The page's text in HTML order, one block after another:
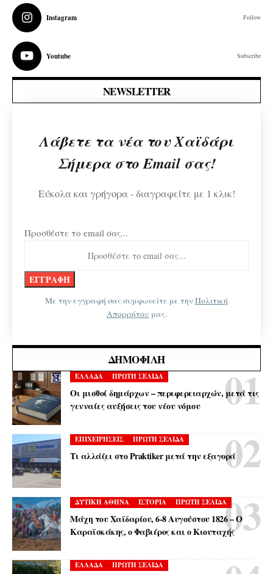
Instagram Follow
Youtube Subscribe
NEWSLETTER
Λάβετε τα νέα του Χαϊδάρι
Σήμερα στο Email σας!
Εύκολα και γρήγορα - διαγραφείτε με 1 κλικ!
Προσθέστε το email σας...
Με την εγγραφή σας συμφωνείτε με τηνΠολιτική
Απορρήτου μας.
ΔΗΜΟΦΙΛΉ
ΕΛΛΑΔΑ ΠΡΩΤΗ ΣΕΛΙΔΑ
Οι μισθοί δημάρχων – περιφερειαρχών, μετά τις
γενναίες αυξήσεις του νέου νόμου
ΕΠΙΧΕΙΡΗΣΕΙΣ ΠΡΩΤΗ ΣΕΛΙΔΑ
Τι αλλάζει στο Praktiker μετά την εξαγορά
ΔΥΤΙΚΗ ΑΘΗΝΑ ΙΣΤΟΡΙΑ ΠΡΩΤΗ ΣΕΛΙΔΑ
Μάχη του Χαϊδαρίου, 6-8 Αυγούστου 1826 – Ο
Καραϊσκάκης, ο Φαβιέρος και ο Κιουταχής
ΕΛΛΑΔΑ ΠΡΩΤΗ ΣΕΛΙΔΑ